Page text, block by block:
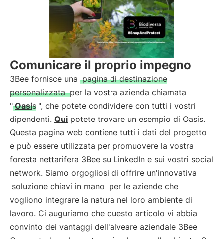
Comunicare il proprio impegno
3Bee fornisce una pagina di destinazione
personalizzata per la vostra azienda chiamata
" Oasis ", che potete condividere con tutti i vostri
dipendenti. Qui potete trovare un esempio di Oasis.
Questa pagina web contiene tutti i dati del progetto
e può essere utilizzata per promuovere la vostra
foresta nettarifera 3Bee su LinkedIn e sui vostri social
network. Siamo orgogliosi di offrire un'innovativa
soluzione chiavi in mano per le aziende che
vogliono integrare la natura nel loro ambiente di
lavoro. Ci auguriamo che questo articolo vi abbia
convinto dei vantaggi dell'alveare aziendale 3Bee